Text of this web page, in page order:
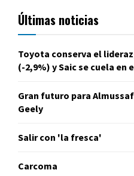
Últimas noticias
Toyota conserva el
(-2,9%) y Saic se cuela en
Gran futuro para
Geely
Salir con 'la fresca'
Carcoma